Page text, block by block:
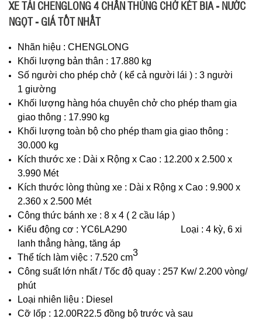
XE TẢI CHENGLONG 4 CHÂN THÙNG CHỞ KÉT BIA - NƯỚC
NGỌT - GIÁ TỐT NHẤT
Nhãn hiệu : CHENGLONG
Khối lượng bản thân : 17.880 kg
Số người cho phép chở ( kể cả người lái ) : 3 người
1 giường
Khối lượng hàng hóa chuyên chở cho phép tham gia
giao thông : 17.990 kg
Khối lượng toàn bộ cho phép tham gia giao thông :
30.000 kg
Kích thước xe : Dài x Rộng x Cao : 12.200 x 2.500 x
3.990 Mét
Kích thước lòng thùng xe : Dài x Rộng x Cao : 9.900 x
2.360 x 2.500 Mét
Công thức bánh xe : 8 x 4 ( 2 cầu láp )
Kiểu động cơ : YC6LA290 Loại : 4 kỳ, 6 xi
lanh thẳng hàng, tăng áp
Thể tích làm việc : 7.520 cm3
Công suất lớn nhất / Tốc độ quay : 257 Kw/ 2.200 vòng/
phút
Loại nhiên liệu : Diesel
Cỡ lốp : 12.00R22.5 đồng bộ trước và sau